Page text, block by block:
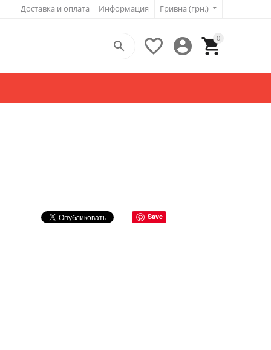
Гривна (грн.)
Доставка и оплата Информация
0




Save